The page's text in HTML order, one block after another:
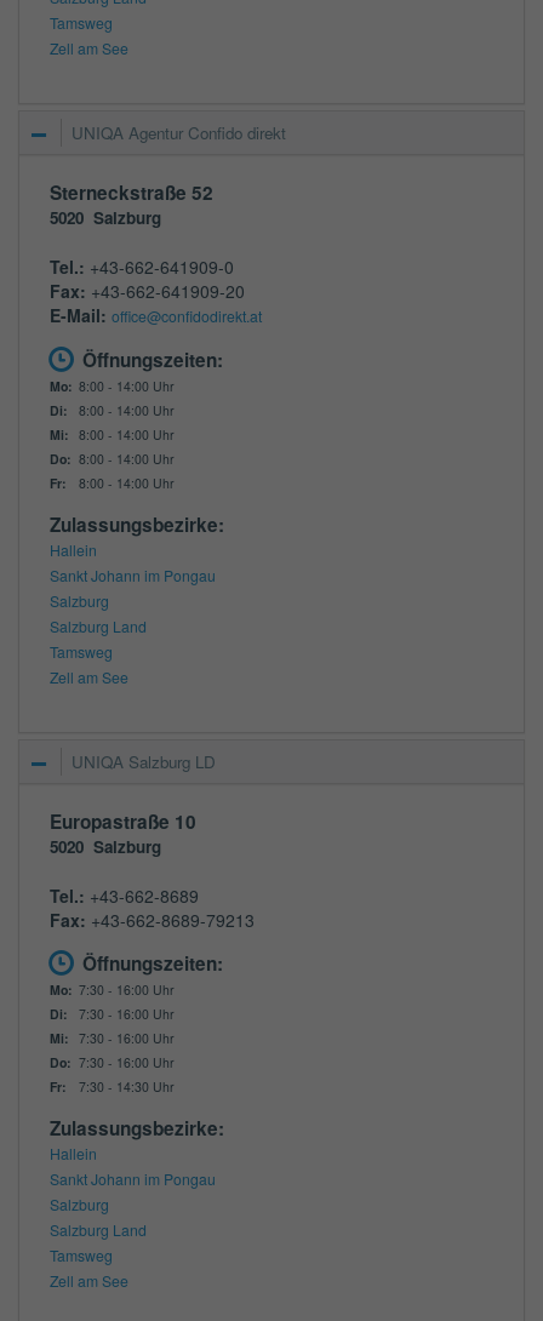
Tamsweg
Zell am See
UNIQA Agentur Confido direkt
Sterneckstraße 52
5020 Salzburg
Tel.: +43-662-641909-0
Fax: +43-662-641909-20
E-Mail: office@confidodirekt.at
Öffnungszeiten:
Mo: 8:00 - 14:00 Uhr
Di:
8:00 - 14:00 Uhr
Mi: 8:00 - 14:00 Uhr
Do: 8:00 - 14:00 Uhr
Fr:
8:00 - 14:00 Uhr
Zulassungsbezirke:
Hallein
Sankt Johann im Pongau
Salzburg
Salzburg Land
Tamsweg
Zell am See
UNIQA Salzburg LD
Europastraße 10
5020 Salzburg
Tel.: +43-662-8689
Fax: +43-662-8689-79213
Öffnungszeiten:
Mo: 7:30 - 16:00 Uhr
Di:
7:30 - 16:00 Uhr
Mi: 7:30 - 16:00 Uhr
Do: 7:30 - 16:00 Uhr
Fr:
7:30 - 14:30 Uhr
Zulassungsbezirke:
Hallein
Sankt Johann im Pongau
Salzburg
Salzburg Land
Tamsweg
Zell am See